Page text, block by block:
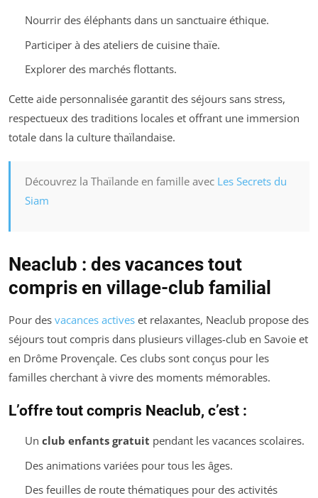
Nourrir des éléphants dans un sanctuaire éthique.
Participer à des ateliers de cuisine thaïe.
Explorer des marchés flottants.
Cette aide personnalisée garantit des séjours sans stress,
respectueux des traditions locales et offrant une immersion
totale dans la culture thaïlandaise.
Découvrez la Thaïlande en famille avec Les Secrets du
Siam
Neaclub : des vacances tout
compris en village-club familial
Pour des vacances actives et relaxantes, Neaclub propose des
séjours tout compris dans plusieurs villages-club en Savoie et
en Drôme Provençale. Ces clubs sont conçus pour les
familles cherchant à vivre des moments mémorables.
L’offre tout compris Neaclub, c’est :
Un club enfants gratuit pendant les vacances scolaires.
Des animations variées pour tous les âges.
Des feuilles de route thématiques pour des activités